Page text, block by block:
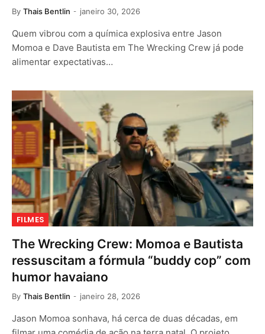
By Thais Bentlin janeiro 30, 2026
Quem vibrou com a química explosiva entre Jason
Momoa e Dave Bautista em The Wrecking Crew já pode
alimentar expectativas…
FILMES
The Wrecking Crew: Momoa e Bautista
ressuscitam a fórmula “buddy cop” com
humor havaiano
By Thais Bentlin janeiro 28, 2026
Jason Momoa sonhava, há cerca de duas décadas, em